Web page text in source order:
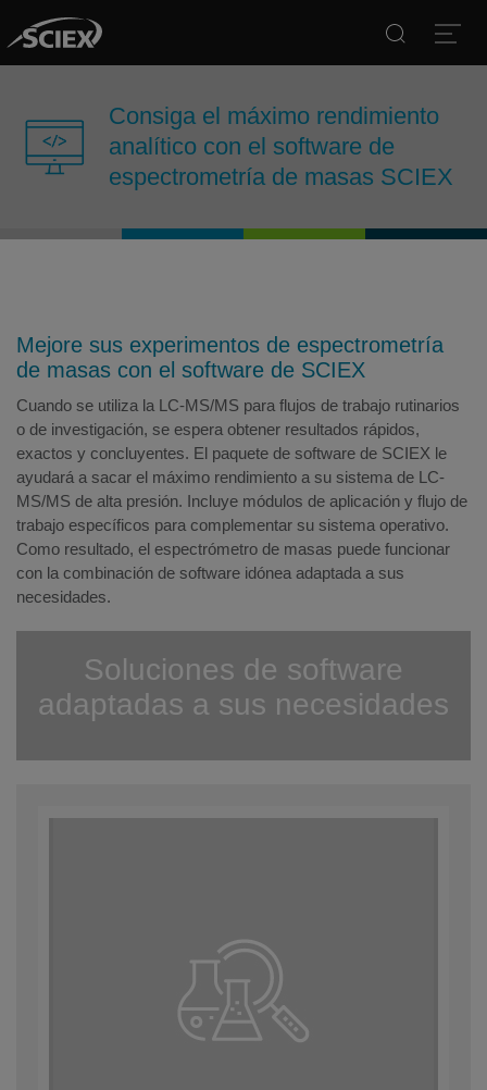
Consiga el máximo rendimiento
analítico con el software de
espectrometría de masas SCIEX
Mejore sus experimentos de espectrometría
de masas con el software de SCIEX
Cuando se utiliza la LC-MS/MS para flujos de trabajo rutinarios
o de investigación, se espera obtener resultados rápidos,
exactos y concluyentes. El paquete de software de SCIEX le
ayudará a sacar el máximo rendimiento a su sistema de LC-
MS/MS de alta presión. Incluye módulos de aplicación y flujo de
trabajo específicos para complementar su sistema operativo.
Como resultado, el espectrómetro de masas puede funcionar
con la combinación de software idónea adaptada a sus
necesidades.
Soluciones de software
adaptadas a sus necesidades